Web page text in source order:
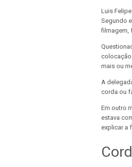
Luis
Segundo
filmagem,
colocação
mais ou
A
corda ou
Em outro
estava
explicar a